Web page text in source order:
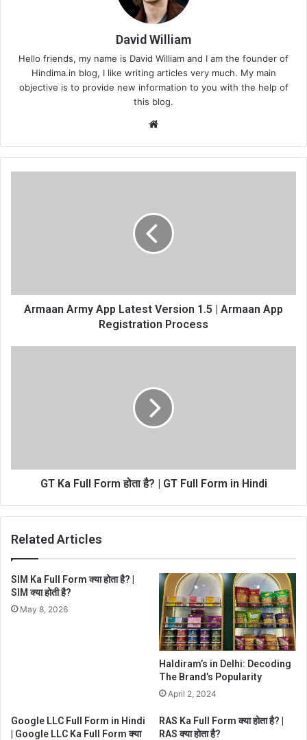
David William
Hello friends, my name is David William and I am the founder of
Hindima.in blog, I like writing articles very much. My main
objective is to provide new information to you with the help of
this blog.
Armaan Army App Latest Version 1.5 | Armaan App
Registration Process
GT Ka Full Form होता है? | GT Full Form in Hindi
Related Articles
SIM Ka Full Form क्या होता है? |
SIM क्या होती है?
May 8, 2026
Haldiram’s in Delhi: Decoding
The Brand’s Popularity
April 2, 2024
Google LLC Full Form in Hindi
| Google LLC Ka Full Form क्या
RAS Ka Full Form क्या होता है? |
RAS क्या होता है?